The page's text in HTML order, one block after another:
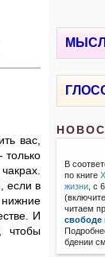
вас,
только
если в
нижние
И
чтобы
В
по книге
жизни , с
читаем
свободе
бдении